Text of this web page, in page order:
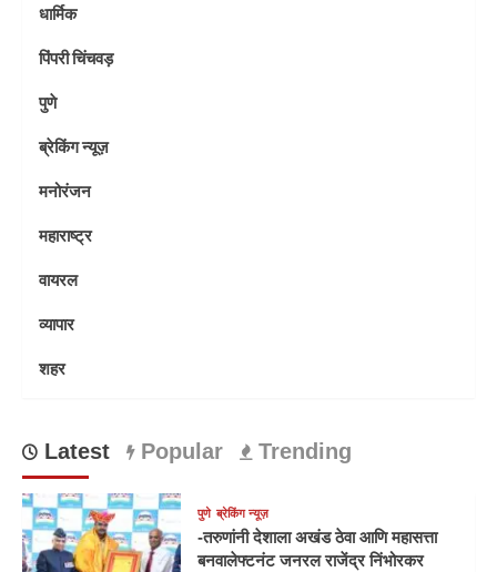
धार्मिक
पिंपरी चिंचवड़
पुणे
ब्रेकिंग न्यूज़
मनोरंजन
महाराष्ट्र
वायरल
व्यापार
शहर
Latest Popular Trending
पुणे ब्रेकिंग न्यूज़
-तरुणांनी देशाला अखंड ठेवा आणि महासत्ता
बनवालेफ्टनंट जनरल राजेंद्र निंभोरकर